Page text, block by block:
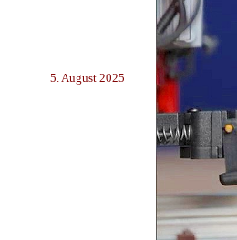
5. August 2025